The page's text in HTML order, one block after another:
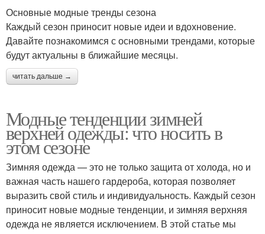
Основные модные тренды сезона
Каждый сезон приносит новые идеи и вдохновение.
Давайте познакомимся с основными трендами, которые
будут актуальны в ближайшие месяцы.
читать дальше →
Модные тенденции зимней
верхней одежды: что носить в
этом сезоне
Зимняя одежда — это не только защита от холода, но и
важная часть нашего гардероба, которая позволяет
выразить свой стиль и индивидуальность. Каждый сезон
приносит новые модные тенденции, и зимняя верхняя
одежда не является исключением. В этой статье мы